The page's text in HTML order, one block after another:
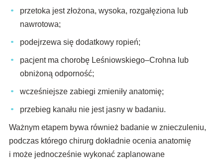
przetoka jest złożona, wysoka, rozgałęziona lub
nawrotowa;
podejrzewa się dodatkowy ropień;
pacjent ma chorobę Leśniowskiego–Crohna lub
obniżoną odporność;
wcześniejsze zabiegi zmieniły anatomię;
przebieg kanału nie jest jasny w badaniu.
Ważnym etapem bywa również badanie w znieczuleniu,
podczas którego chirurg dokładnie ocenia anatomię
i może jednocześnie wykonać zaplanowane